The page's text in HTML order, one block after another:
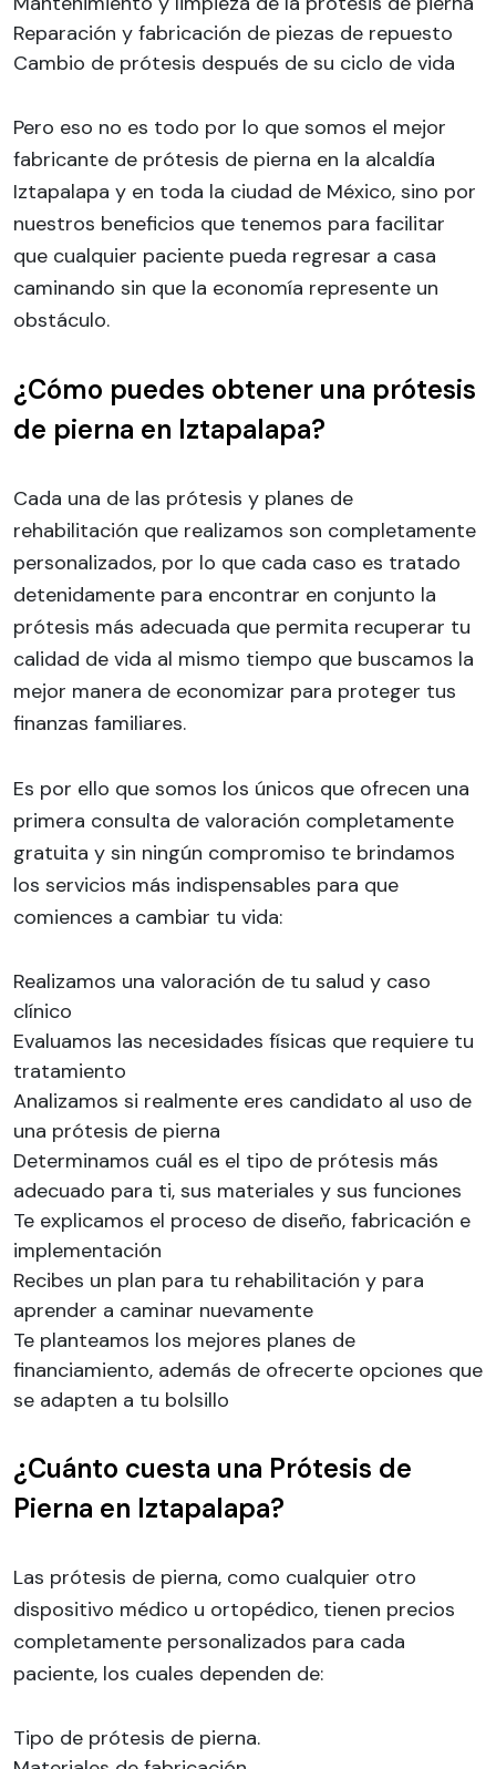
Reparación y fabricación de piezas de repuesto
Cambio de prótesis después de su ciclo de vida
Pero eso no es todo por lo que somos el mejor
fabricante de prótesis de pierna en la alcaldía
Iztapalapa y en toda la ciudad de México, sino por
nuestros beneficios que tenemos para facilitar
que cualquier paciente pueda regresar a casa
caminando sin que la economía represente un
obstáculo.
¿Cómo puedes obtener una prótesis
de pierna en Iztapalapa?
Cada una de las prótesis y planes de
rehabilitación que realizamos son completamente
personalizados, por lo que cada caso es tratado
detenidamente para encontrar en conjunto la
prótesis más adecuada que permita recuperar tu
calidad de vida al mismo tiempo que buscamos la
mejor manera de economizar para proteger tus
finanzas familiares.
Es por ello que somos los únicos que ofrecen una
primera consulta de valoración completamente
gratuita y sin ningún compromiso te brindamos
los servicios más indispensables para que
comiences a cambiar tu vida:
Realizamos una valoración de tu salud y caso
clínico
Evaluamos las necesidades físicas que requiere tu
tratamiento
Analizamos si realmente eres candidato al uso de
una prótesis de pierna
Determinamos cuál es el tipo de prótesis más
adecuado para ti, sus materiales y sus funciones
Te explicamos el proceso de diseño, fabricación e
implementación
Recibes un plan para tu rehabilitación y para
aprender a caminar nuevamente
Te planteamos los mejores planes de
financiamiento, además de ofrecerte opciones que
se adapten a tu bolsillo
¿Cuánto cuesta una Prótesis de
Pierna en Iztapalapa?
Las prótesis de pierna, como cualquier otro
dispositivo médico u ortopédico, tienen precios
completamente personalizados para cada
paciente, los cuales dependen de:
Tipo de prótesis de pierna.